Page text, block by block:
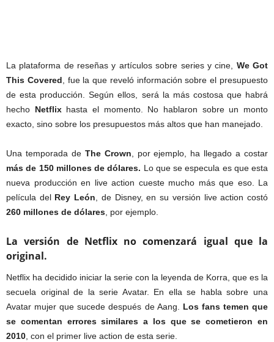
La plataforma de reseñas y artículos sobre series y cine, We Got
This Covered , fue la que reveló información sobre el presupuesto
de esta producción. Según ellos, será la más costosa que habrá
hecho Netflixhasta el momento. No hablaron sobre un monto
exacto, sino sobre los presupuestos más altos que han manejado.
Una temporada de The Crown , por ejemplo, ha llegado a costar
más de 150 millones de dólares. Lo que se especula es que esta
nueva producción en live action cueste mucho más que eso. La
película del Rey León , de Disney, en su versión live action costó
260 millones de dólares , por ejemplo.
La versión de Netflix no comenzará igual que la
original.
Netflix ha decidido iniciar la serie con la leyenda de Korra, que es la
secuela original de la serie Avatar. En ella se habla sobre una
Avatar mujer que sucede después de Aang. Los fans temen que
se comentan errores similares a los que se cometieron en
2010 , con el primer live action de esta serie.